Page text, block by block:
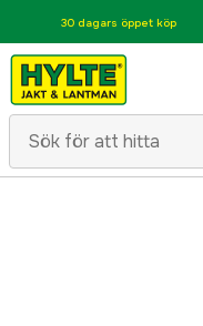
30 dagars öppet köp